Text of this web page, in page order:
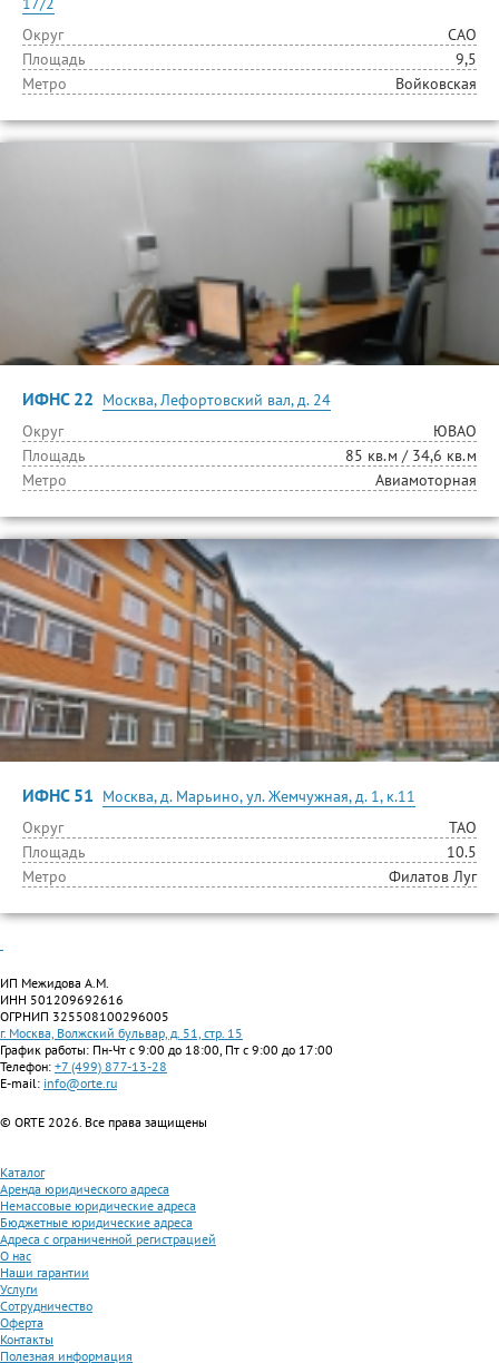
Округ
САО
Площадь
9,5
Метро
Войковская
ИФНС 22 Москва, Лефортовский вал, д. 24
Округ
ЮВАО
Площадь
85 кв.м / 34,6 кв.м
Метро
Авиамоторная
ИФНС 51 Москва, д. Марьино, ул. Жемчужная, д. 1, к.11
Округ
ТАО
Площадь
10.5
Метро
Филатов Луг
ИП Межидова А.М.
ИНН 501209692616
ОГРНИП 325508100296005
г. Москва, Волжский бульвар, д. 51, стр. 15
График работы: Пн-Чт с 9:00 до 18:00, Пт с 9:00 до 17:00
Телефон: +7 (499) 877-13-28
E-mail: info@orte.ru
© ORTE 2026. Все права защищены
Каталог
Аренда юридического адреса
Немассовые юридические адреса
Бюджетные юридические адреса
Адреса с ограниченной регистрацией
О нас
Наши гарантии
Услуги
Сотрудничество
Оферта
Контакты
Полезная информация